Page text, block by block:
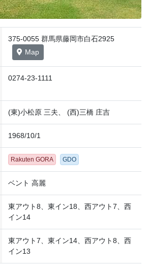
375-0055 群馬県藤岡市白石2925
Map
0274-23-1111
(東)小松原 三夫、 (西)三橋 庄吉
1968/10/1
Rakuten GORA GDO
ベント 高麗
東アウト8、東イン18、西アウト7、西
イン14
東アウト7、東イン14、西アウト8、西
イン13